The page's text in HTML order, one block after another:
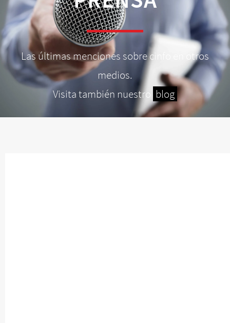
Las últimas menciones sobre cinfo en otros
medios.
Visita también nuestro blog